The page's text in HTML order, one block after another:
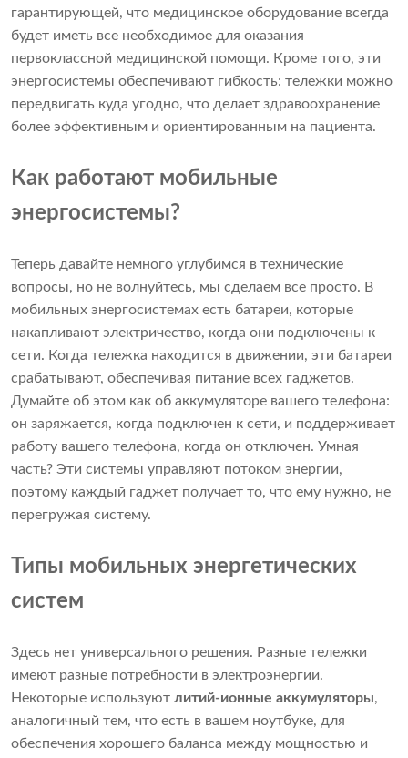
гарантирующей, что медицинское оборудование всегда
будет иметь все необходимое для оказания
первоклассной медицинской помощи. Кроме того, эти
энергосистемы обеспечивают гибкость: тележки можно
передвигать куда угодно, что делает здравоохранение
более эффективным и ориентированным на пациента.
Как работают мобильные
энергосистемы?
Теперь давайте немного углубимся в технические
вопросы, но не волнуйтесь, мы сделаем все просто. В
мобильных энергосистемах есть батареи, которые
накапливают электричество, когда они подключены к
сети. Когда тележка находится в движении, эти батареи
срабатывают, обеспечивая питание всех гаджетов.
Думайте об этом как об аккумуляторе вашего телефона:
он заряжается, когда подключен к сети, и поддерживает
работу вашего телефона, когда он отключен. Умная
часть? Эти системы управляют потоком энергии,
поэтому каждый гаджет получает то, что ему нужно, не
перегружая систему.
Типы мобильных энергетических
систем
Здесь нет универсального решения. Разные тележки
имеют разные потребности в электроэнергии.
Некоторые используют литий-ионные аккумуляторы,
аналогичный тем, что есть в вашем ноутбуке, для
обеспечения хорошего баланса между мощностью и